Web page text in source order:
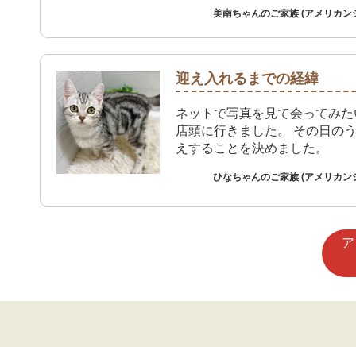
面しました。 動画で見てます
ました。
美南ちゃんのご家族 (アメリカン
迎え入れるまでの経緯
ネットで写真を見て会ってみ
店頭に行きました。 その日の
えすることを決めました。
ひなちゃんのご家族 (アメリカン